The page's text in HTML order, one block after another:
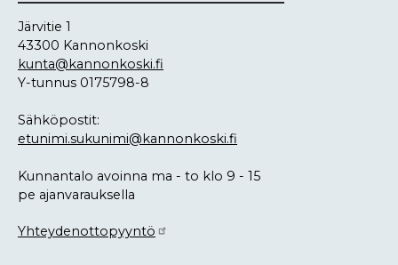
Järvitie 1
43300 Kannonkoski
kunta@kannonkoski.fi
Y-tunnus 0175798-8
Sähköpostit:
etunimi.sukunimi@kannonkoski.fi
Kunnantalo avoinna ma - to klo 9 - 15
pe ajanvarauksella
Yhteydenottopyyntö